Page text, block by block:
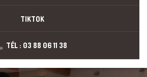
TIKTOK
TÉL : 03 88 06 11 38